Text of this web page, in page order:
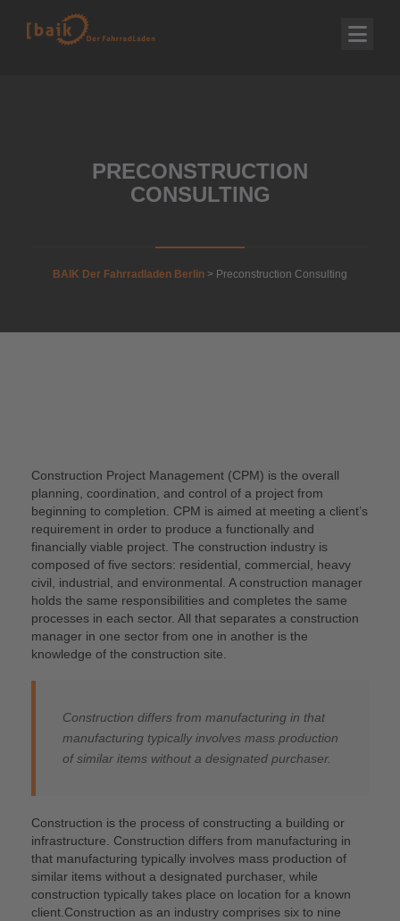
PRECONSTRUCTION
CONSULTING
BAIK Der Fahrradladen Berlin > Preconstruction Consulting
Construction Project Management (CPM) is the overall
planning, coordination, and control of a project from
beginning to completion. CPM is aimed at meeting a client’s
requirement in order to produce a functionally and
financially viable project. The construction industry is
composed of five sectors: residential, commercial, heavy
civil, industrial, and environmental. A construction manager
holds the same responsibilities and completes the same
processes in each sector. All that separates a construction
manager in one sector from one in another is the
knowledge of the construction site.
Construction differs from manufacturing in that
manufacturing typically involves mass production
of similar items without a designated purchaser.
Construction is the process of constructing a building or
infrastructure. Construction differs from manufacturing in
that manufacturing typically involves mass production of
similar items without a designated purchaser, while
construction typically takes place on location for a known
client.Construction as an industry comprises six to nine